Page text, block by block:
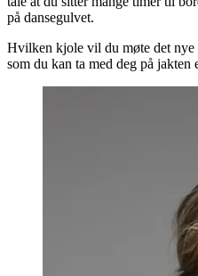
på dansegulvet.
Hvilken kjole vil du møte det nye
som du kan ta med deg på jakten